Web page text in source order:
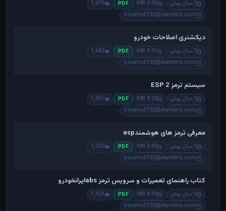
1 سال پیش 0.56 MB
PDF
1,679
cosehof132@dwriters.com
دیکشنری اصلاحات خودرو
1 سال پیش 0.51 MB
PDF
1,662
cosehof132@dwriters.com
سیستم ترمز ESP 2
1 سال پیش 9.23 MB
PDF
1,457
cosehof132@dwriters.com
معرفی ترمز های هوشمندesp
1 سال پیش 0.99 MB
PDF
1,200
cosehof132@dwriters.com
کتاب راهنمای تعمیرات و سرویس ترمز absایرانخودرو
1 سال پیش 8.99 MB
PDF
1,421
cosehof132@dwriters.com